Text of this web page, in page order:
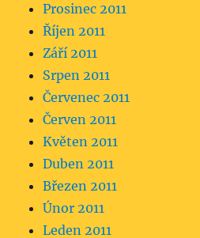
Prosinec 2011
Říjen 2011
Září 2011
Srpen 2011
Červenec 2011
Červen 2011
Květen 2011
Duben 2011
Březen 2011
Únor 2011
Leden 2011